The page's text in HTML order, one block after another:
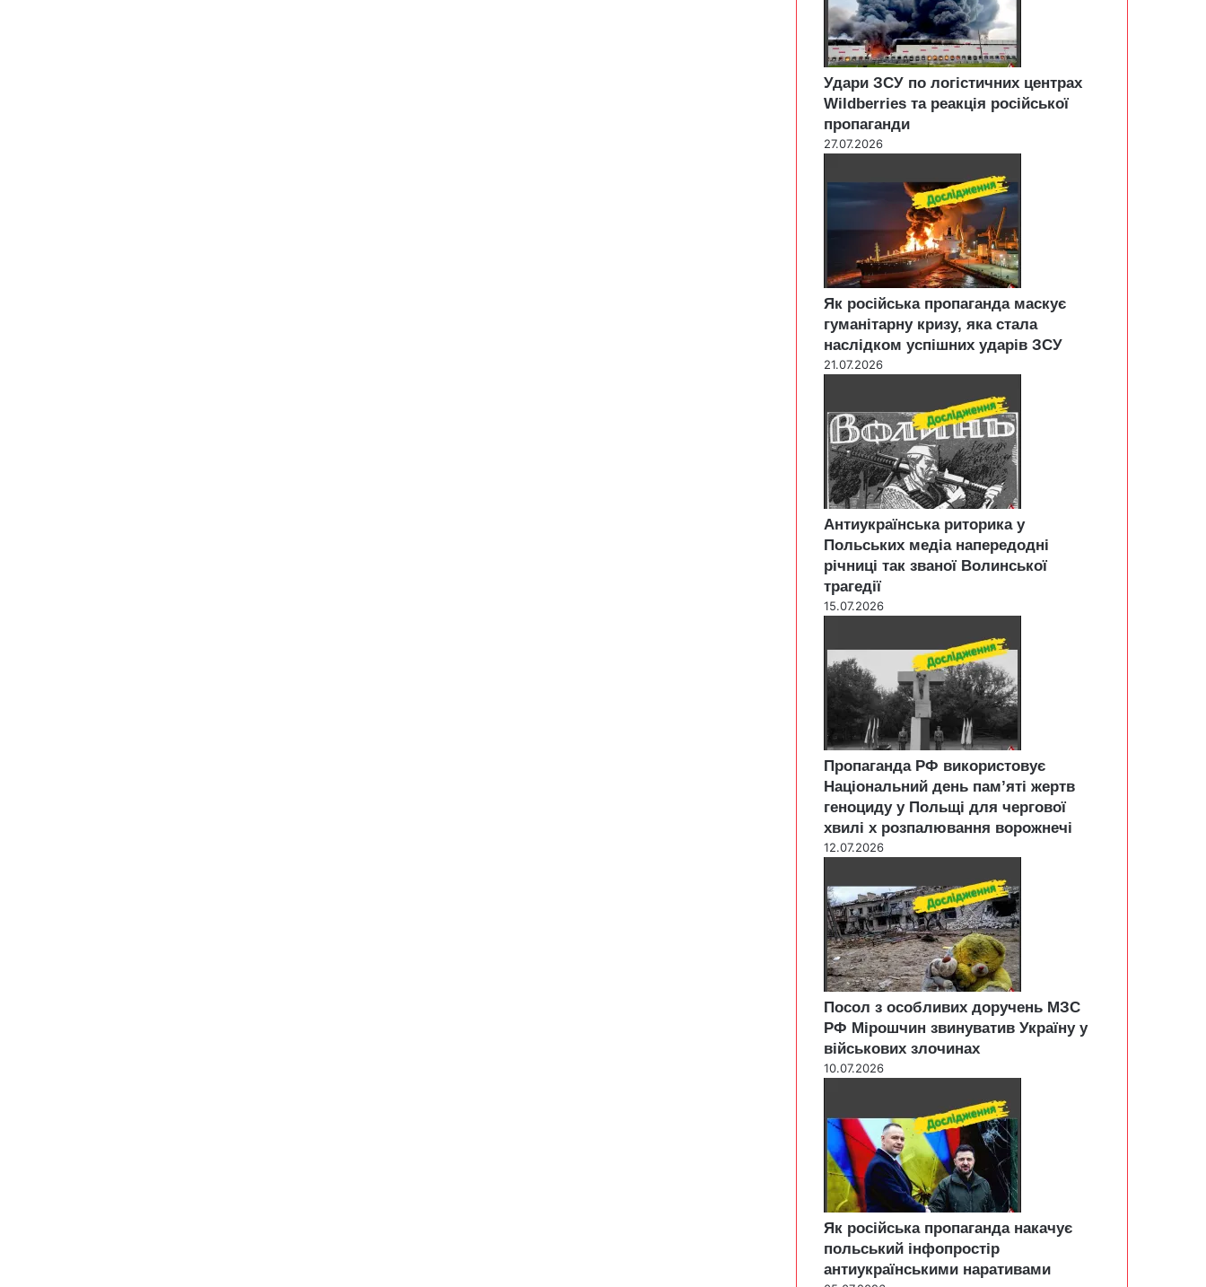
Удари ЗСУ по логістичних центрах
Wildberries та реакція російської
пропаганди
27.07.2026
Як російська пропаганда маскує
гуманітарну кризу, яка стала
наслідком успішних ударів ЗСУ
21.07.2026
Антиукраїнська риторика у
Польських медіа напередодні
річниці так званої Волинської
трагедії
15.07.2026
Пропаганда РФ використовує
Національний день пам’яті жертв
геноциду у Польщі для чергової
хвилі х розпалювання ворожнечі
12.07.2026
Посол з особливих доручень МЗС
РФ Мірошчин звинуватив Україну у
військових злочинах
10.07.2026
Як російська пропаганда накачує
польський інфопростір
антиукраїнськими наративами